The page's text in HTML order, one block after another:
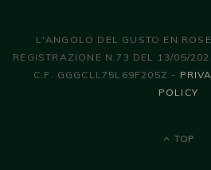
L'ANGOLO DEL GUSTO EN
REGISTRAZIONE N.73 DEL 13/05/
C.F. GGGCLL75L69F205Z -
POLICY
TOP